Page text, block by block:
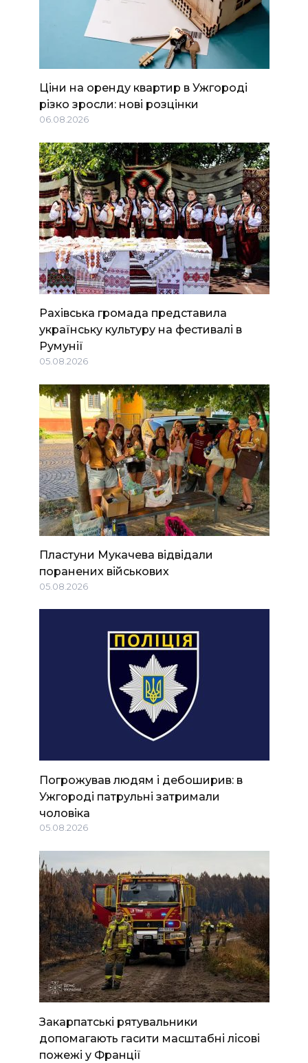
Ціни на оренду квартир в Ужгороді
різко зросли: нові розцінки
06.08.2026
Рахівська громада представила
українську культуру на фестивалі в
Румунії
05.08.2026
Пластуни Мукачева відвідали
поранених військових
05.08.2026
Погрожував людям і дебоширив: в
Ужгороді патрульні затримали
чоловіка
05.08.2026
Закарпатські рятувальники
допомагають гасити масштабні лісові
пожежі у Франції